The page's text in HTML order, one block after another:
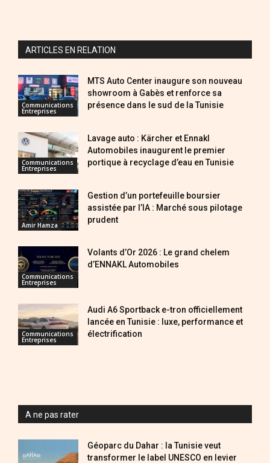
ARTICLES EN RELATION
Communications
Entreprises
MTS Auto Center inaugure son nouveau
showroom à Gabès et renforce sa
présence dans le sud de la Tunisie
Communications
Entreprises
Lavage auto : Kärcher et Ennakl
Automobiles inaugurent le premier
portique à recyclage d’eau en Tunisie
Amir Hamza
Gestion d’un portefeuille boursier
assistée par l’IA : Marché sous pilotage
prudent
Communications
Entreprises
Volants d’Or 2026 : Le grand chelem
d’ENNAKL Automobiles
Communications
Entreprises
Audi A6 Sportback e-tron officiellement
lancée en Tunisie : luxe, performance et
électrification
A ne pas rater
Géoparc du Dahar : la Tunisie veut
transformer le label UNESCO en levier